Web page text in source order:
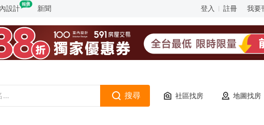
設計 新聞 登入 註冊 我要
搜尋 社區找房 地圖找房